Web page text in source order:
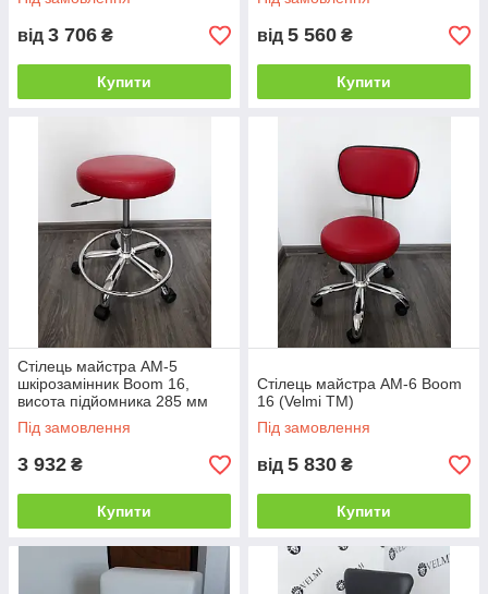
від 3 706 ₴
Купити
від 5 560 ₴
Купити
Стілець майстра AM-5
шкірозамінник Boom 16,
висота підйомника 285 мм
(Velmi TM)
Під замовлення
3 932 ₴
Купити
Стілець майстра AM-6 Boom
16 (Velmi TM)
Під замовлення
від 5 830 ₴
Купити